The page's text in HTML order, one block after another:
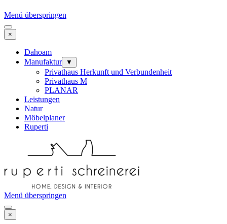
Menü überspringen
×
Dahoam
Manufaktur
▼
Privathaus Herkunft und Verbundenheit
Privathaus M
PLANAR
Leistungen
Natur
Möbelplaner
Ruperti
Menü überspringen
×